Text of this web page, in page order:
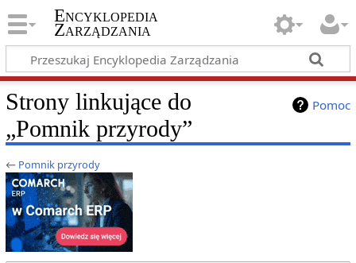
Encyklopedia
Zarządzania
Pomoc
Strony linkujące do
„Pomnik przyrody”
← Pomnik przyrody